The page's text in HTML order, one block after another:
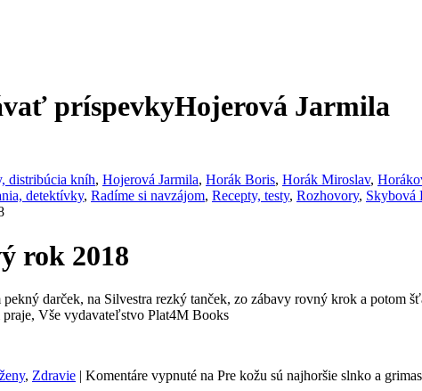
príspevkyHojerová Jarmila
distribúcia kníh, Hojerová Jarmila, Horák Boris, Horák Miroslav,
detektívky, Radíme si navzájom, Recepty, testy, Rozhovory, Skybová
rok 2018
darček, na Silvestra rezký tanček, zo zábavy rovný krok a
Vše vydavateľstvo Plat4M Books
, Zdravie | Komentáre vypnuté na Pre kožu sú najhoršie slnko a